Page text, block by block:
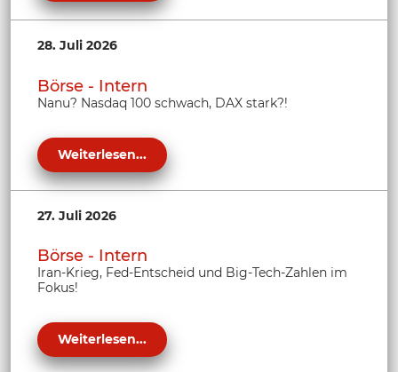
28. Juli 2026
Börse - Intern
Nanu? Nasdaq 100 schwach, DAX stark?!
Weiterlesen...
27. Juli 2026
Börse - Intern
Iran-Krieg, Fed-Entscheid und Big-Tech-Zahlen im
Fokus!
Weiterlesen...